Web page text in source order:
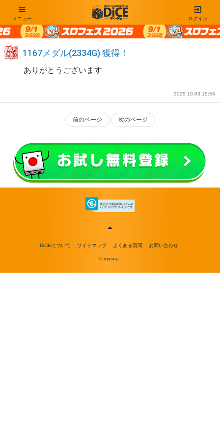
ログイン
メニュー
1167メダル(2334G) 獲得！
ありがとうございます
2025 10.03 15:53
前のページ 次のページ
DiCEについて サイトマップ よくある質問 お問い合わせ
© musou -